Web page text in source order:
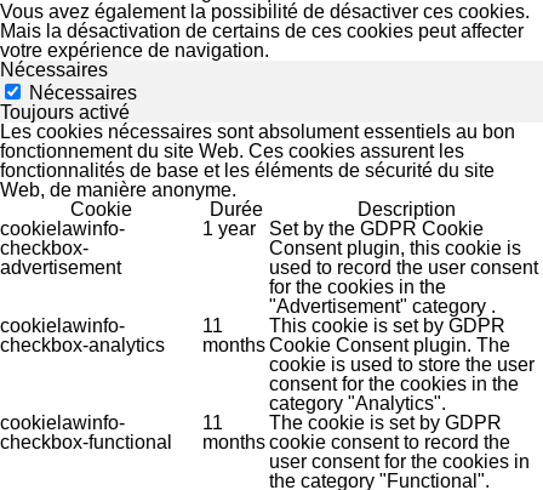
Vous avez également la possibilité de désactiver ces cookies.
Mais la désactivation de certains de ces cookies peut affecter
votre expérience de navigation.
Nécessaires
Nécessaires
Toujours activé
Les cookies nécessaires sont absolument essentiels au bon
fonctionnement du site Web. Ces cookies assurent les
fonctionnalités de base et les éléments de sécurité du site
Web, de manière anonyme.
Cookie
Durée
Description
cookielawinfo-
checkbox-
advertisement
1 year
Set by the GDPR Cookie
Consent plugin, this cookie is
used to record the user consent
for the cookies in the
"Advertisement" category .
cookielawinfo-
checkbox-analytics
11
months
This cookie is set by GDPR
Cookie Consent plugin. The
cookie is used to store the user
consent for the cookies in the
category "Analytics".
cookielawinfo-
checkbox-functional
11
months
The cookie is set by GDPR
cookie consent to record the
user consent for the cookies in
the category "Functional".